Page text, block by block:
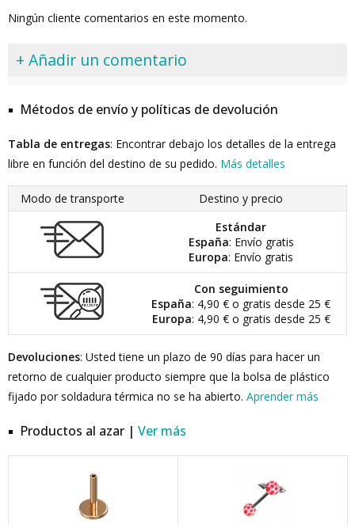
Ningún cliente comentarios en este momento.
+ Añadir un comentario
Métodos de envío y políticas de devolución
Tabla de entregas: Encontrar debajo los detalles de la entrega
libre en función del destino de su pedido. Más detalles
Modo de transporte
Destino y precio
Estándar
España: Envío gratis
Europa: Envío gratis
Con seguimiento
España: 4,90 € o gratis desde 25 €
Europa: 4,90 € o gratis desde 25 €
Devoluciones: Usted tiene un plazo de 90 días para hacer un
retorno de cualquier producto siempre que la bolsa de plástico
fijado por soldadura térmica no se ha abierto. Aprender más
Productos al azar | Ver más